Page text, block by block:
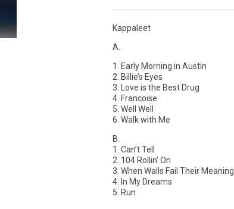
Kappaleet
A.
1. Early Morning in Austin
2. Billie’s Eyes
3. Love is the Best Drug
4. Francoise
5. Well Well
6. Walk with Me
B.
1. Can’t Tell
2. 104 Rollin’ On
3. When Walls Fail Their Meaning
4. In My Dreams
5. Run